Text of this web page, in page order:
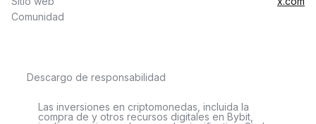
Comunidad
Descargo de responsabilidad
Las inversiones en criptomonedas, incluida la
compra de y otros recursos digitales en Bybit,